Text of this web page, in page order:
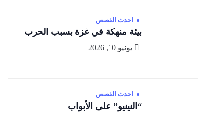
احدث القصص
بيئة منهكة في غزة بسبب الحرب
يونيو 10, 2026
احدث القصص
“النينيو” على الأبواب